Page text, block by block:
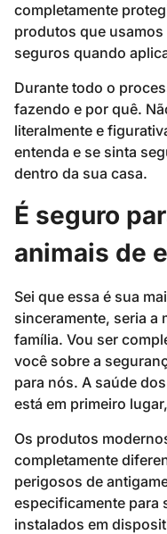
completamente
produtos que
seguros quando
Durante todo o
fazendo e por quê.
literalmente e
entenda e se sinta
dentro da sua casa.
É seguro
animais de
Sei que essa é sua
sinceramente, seria a
família. Vou ser
você sobre a
para nós. A saúde
está em primeiro
Os produtos
completamente
perigosos de
especificamente para
instalados em